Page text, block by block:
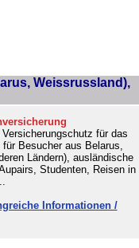
Weissrussland),
Versicherungschutz für das
Besucher aus Belarus,
Ländern), ausländische
Studenten, Reisen in
Informationen /